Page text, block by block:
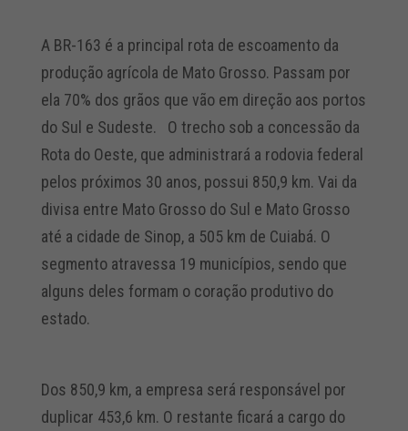
A BR-163 é a principal rota de escoamento da
produção agrícola de Mato Grosso. Passam por
ela 70% dos grãos que vão em direção aos portos
do Sul e Sudeste. O trecho sob a concessão da
Rota do Oeste, que administrará a rodovia federal
pelos próximos 30 anos, possui 850,9 km. Vai da
divisa entre Mato Grosso do Sul e Mato Grosso
até a cidade de Sinop, a 505 km de Cuiabá. O
segmento atravessa 19 municípios, sendo que
alguns deles formam o coração produtivo do
estado.
Dos 850,9 km, a empresa será responsável por
duplicar 453,6 km. O restante ficará a cargo do